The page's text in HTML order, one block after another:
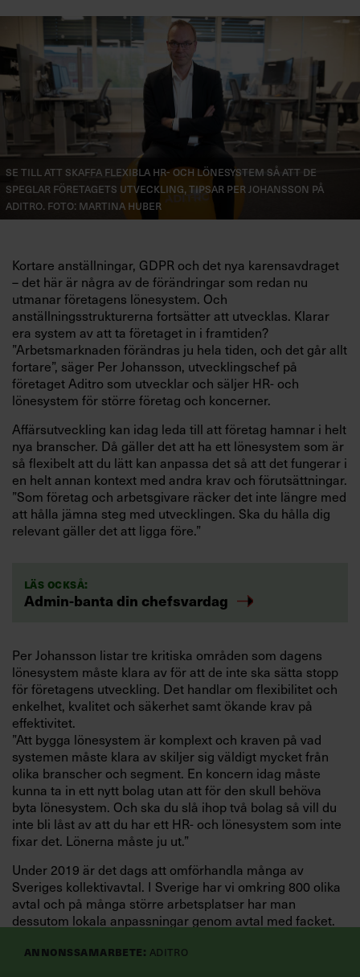
Annonssamarbete: Aditro
Se till att skaffa flexibla HR- och lönesystem så att de
speglar företagets utveckling, tipsar Per Johansson på
Aditro. Foto: Martina Huber
Kortare anställningar, GDPR och det nya karensavdraget
– det här är några av de förändringar som redan nu
utmanar företagens lönesystem. Och
anställningsstrukturerna fortsätter att utvecklas. Klarar
era system av att ta företaget in i framtiden?
”Arbetsmarknaden förändras ju hela tiden, och det går allt
fortare”, säger Per Johansson, utvecklingschef på
företaget Aditro som utvecklar och säljer HR- och
lönesystem för större företag och koncerner.
Affärsutveckling kan idag leda till att företag hamnar i helt
nya branscher. Då gäller det att ha ett lönesystem som är
så flexibelt att du lätt kan anpassa det så att det fungerar i
en helt annan kontext med andra krav och förutsättningar.
”Som företag och arbetsgivare räcker det inte längre med
att hålla jämna steg med utvecklingen. Ska du hålla dig
relevant gäller det att ligga före.”
Läs också:
Admin-banta din chefsvardag
Per Johansson listar tre kritiska områden som dagens
lönesystem måste klara av för att de inte ska sätta stopp
för företagens utveckling. Det handlar om flexibilitet och
enkelhet, kvalitet och säkerhet samt ökande krav på
effektivitet.
”Att bygga lönesystem är komplext och kraven på vad
systemen måste klara av skiljer sig väldigt mycket från
olika branscher och segment. En koncern idag måste
kunna ta in ett nytt bolag utan att för den skull behöva
byta lönesystem. Och ska du slå ihop två bolag så vill du
inte bli låst av att du har ett HR- och lönesystem som inte
fixar det. Lönerna måste ju ut.”
Under 2019 är det dags att omförhandla många av
Sveriges kollektivavtal. I Sverige har vi omkring 800 olika
avtal och på många större arbetsplatser har man
dessutom lokala anpassningar genom avtal med facket.
underhåller och förvaltar de centrala kollektivavtalen åt